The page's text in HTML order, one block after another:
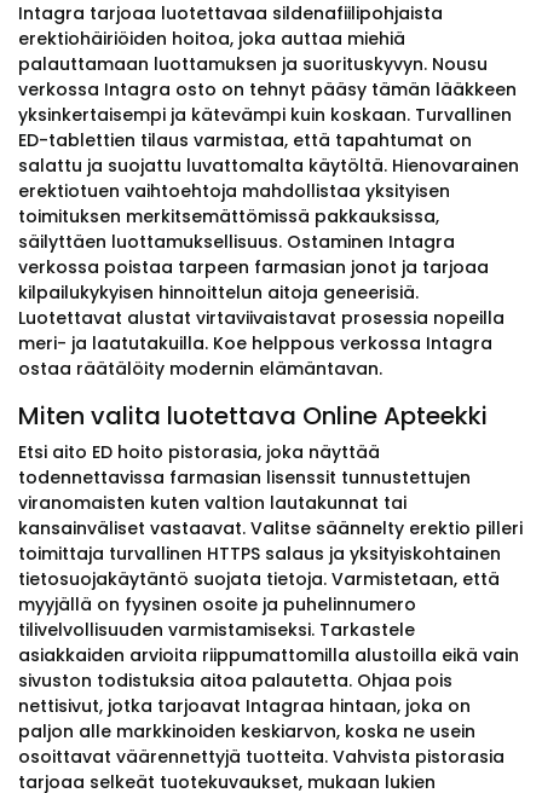
Intagra tarjoaa luotettavaa sildenafiilipohjaista
erektiohäiriöiden hoitoa, joka auttaa miehiä
palauttamaan luottamuksen ja suorituskyvyn. Nousu
verkossa Intagra osto on tehnyt pääsy tämän lääkkeen
yksinkertaisempi ja kätevämpi kuin koskaan. Turvallinen
ED-tablettien tilaus varmistaa, että tapahtumat on
salattu ja suojattu luvattomalta käytöltä. Hienovarainen
erektiotuen vaihtoehtoja mahdollistaa yksityisen
toimituksen merkitsemättömissä pakkauksissa,
säilyttäen luottamuksellisuus. Ostaminen Intagra
verkossa poistaa tarpeen farmasian jonot ja tarjoaa
kilpailukykyisen hinnoittelun aitoja geneerisiä.
Luotettavat alustat virtaviivaistavat prosessia nopeilla
meri- ja laatutakuilla. Koe helppous verkossa Intagra
ostaa räätälöity modernin elämäntavan.
Miten valita luotettava Online Apteekki
Etsi aito ED hoito pistorasia, joka näyttää
todennettavissa farmasian lisenssit tunnustettujen
viranomaisten kuten valtion lautakunnat tai
kansainväliset vastaavat. Valitse säännelty erektio pilleri
toimittaja turvallinen HTTPS salaus ja yksityiskohtainen
tietosuojakäytäntö suojata tietoja. Varmistetaan, että
myyjällä on fyysinen osoite ja puhelinnumero
tilivelvollisuuden varmistamiseksi. Tarkastele
asiakkaiden arvioita riippumattomilla alustoilla eikä vain
sivuston todistuksia aitoa palautetta. Ohjaa pois
nettisivut, jotka tarjoavat Intagraa hintaan, joka on
paljon alle markkinoiden keskiarvon, koska ne usein
osoittavat väärennettyjä tuotteita. Vahvista pistorasia
tarjoaa selkeät tuotekuvaukset, mukaan lukien